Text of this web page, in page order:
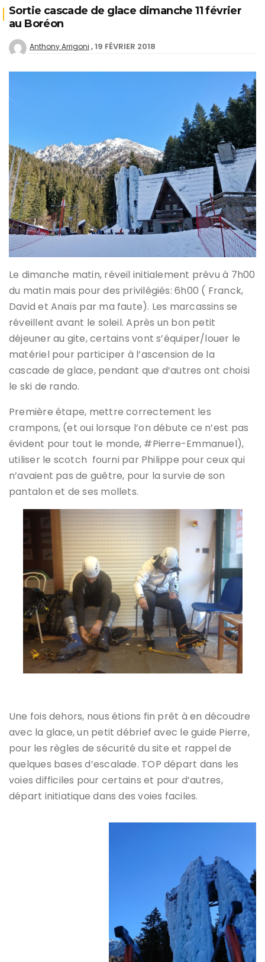
Sortie cascade de glace dimanche 11 février
au Boréon
Anthony Arrigoni 19 FÉVRIER 2018
Le dimanche matin, réveil initialement prévu à 7h00
du matin mais pour des privilégiés: 6h00 ( Franck,
David et Anaïs par ma faute). Les marcassins se
réveillent avant le soleil. Après un bon petit
déjeuner au gite, certains vont s’équiper/louer le
matériel pour participer à l’ascension de la
cascade de glace, pendant que d’autres ont choisi
le ski de rando.
Première étape, mettre correctement les
crampons, (et oui lorsque l’on débute ce n’est pas
évident pour tout le monde, #Pierre-Emmanuel),
utiliser le scotch fourni par Philippe pour ceux qui
n’avaient pas de guêtre, pour la survie de son
pantalon et de ses mollets.
Une fois dehors, nous étions fin prêt à en découdre
avec la glace, un petit débrief avec le guide Pierre,
pour les règles de sécurité du site et rappel de
quelques bases d’escalade. TOP départ dans les
voies difficiles pour certains et pour d’autres,
départ initiatique dans des voies faciles.